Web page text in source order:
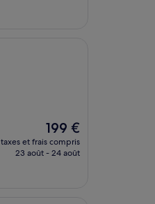
Le
nouveau
prix
199 €
taxes et frais compris
23 août - 24 août